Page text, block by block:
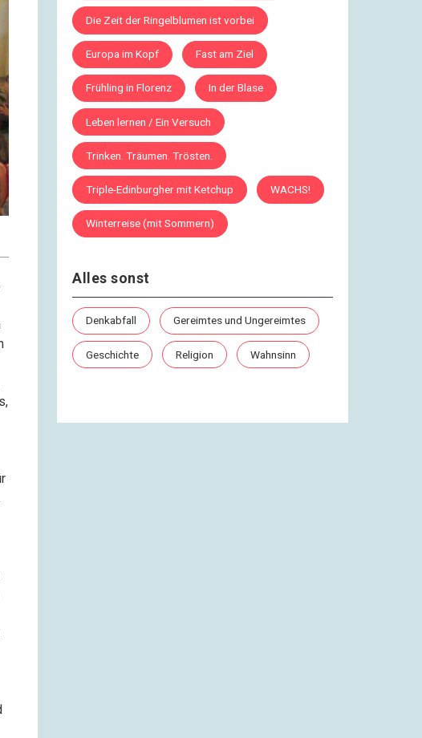
Die Zeit der Ringelblumen ist vorbei
Europa im Kopf Fast am Ziel
Frühling in Florenz In der Blase
Leben lernen / Ein Versuch
Trinken. Träumen. Trösten.
Triple-Edinburgher mit Ketchup WACHS!
Winterreise (mit Sommern)
Alles sonst
Denkabfall Gereimtes und Ungereimtes
Geschichte Religion Wahnsinn